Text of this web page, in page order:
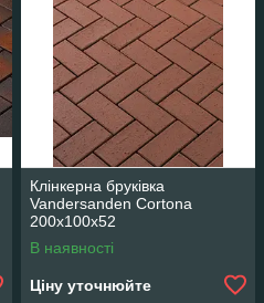
Клінкерна бруківка
Vandersanden Cortona
200x100x52
В наявності
Ціну уточнюйте